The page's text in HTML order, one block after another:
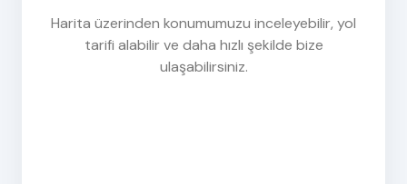
Harita üzerinden konumumuzu inceleyebilir, yol
tarifi alabilir ve daha hızlı şekilde bize
ulaşabilirsiniz.